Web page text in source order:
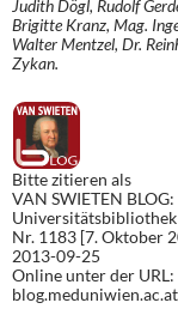
Judith Dögl, Rudolf
Brigitte Kranz, Mag.
Walter Mentzel, Dr.
Zykan.
Bitte zitieren als
VAN SWIETEN
Nr. 1183 [7. Oktober
2013-09-25
Online unter der